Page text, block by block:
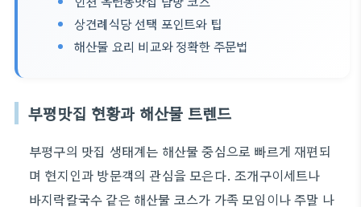
상견례식당 선택 포인트와 팁
해산물 요리 비교와 정확한 주문법
부평맛집 현황과 해산물 트렌드
부평구의 맛집 생태계는 해산물 중심으로 빠르게 재편되
며 현지인과 방문객의 관심을 모은다. 조개구이세트나
바지락칼국수 같은 해산물 코스가 가족 모임이나 주말 나